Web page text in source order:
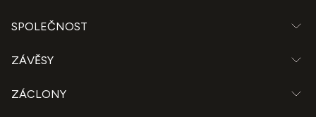
SPOLEČNOST
ZÁVĚSY
ZÁCLONY